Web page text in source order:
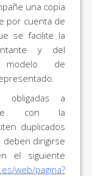
una copia
por cuenta de
se facilite la
y del
modelo de
a
con la
duplicados
dirigirse
el siguiente
web/pagina?